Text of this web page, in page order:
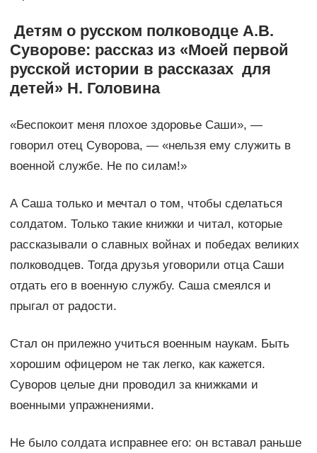
Детям о русском полководце А.В.
Суворове: рассказ из «Моей первой
русской истории в рассказах для
детей» Н. Головина
«Беспокоит меня плохое здоровье Саши», —
говорил отец Суворова, — «нельзя ему служить в
военной службе. Не по силам!»
А Саша только и мечтал о том, чтобы сделаться
солдатом. Только такие книжки и читал, которые
рассказывали о славных войнах и победах великих
полководцев. Тогда друзья уговорили отца Саши
отдать его в военную службу. Саша смеялся и
прыгал от радости.
Стал он прилежно учиться военным наукам. Быть
хорошим офицером не так легко, как кажется.
Суворов целые дни проводил за книжками и
военными упражнениями.
Не было солдата исправнее его: он вставал раньше